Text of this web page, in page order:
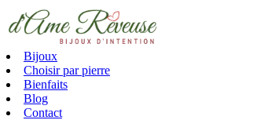
Bijoux
Choisir par pierre
Bienfaits
Blog
Contact